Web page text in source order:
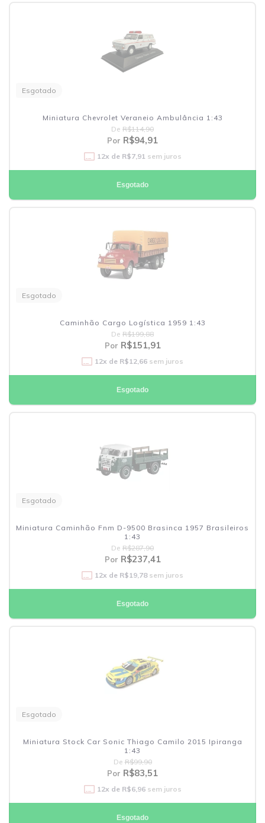
Esgotado
Miniatura Chevrolet Veraneio Ambulância 1:43
De R$114,90
Por R$94,91
12x de R$7,91 sem juros
Esgotado
Esgotado
Caminhão Cargo Logística 1959 1:43
De R$199,88
Por R$151,91
12x de R$12,66 sem juros
Esgotado
Esgotado
Miniatura Caminhão Fnm D-9500 Brasinca 1957 Brasileiros
1:43
De R$287,90
Por R$237,41
12x de R$19,78sem juros
Esgotado
Esgotado
Miniatura Stock Car Sonic Thiago Camilo 2015 Ipiranga
1:43
De R$99,90
Por R$83,51
12x de R$6,96sem juros
Esgotado